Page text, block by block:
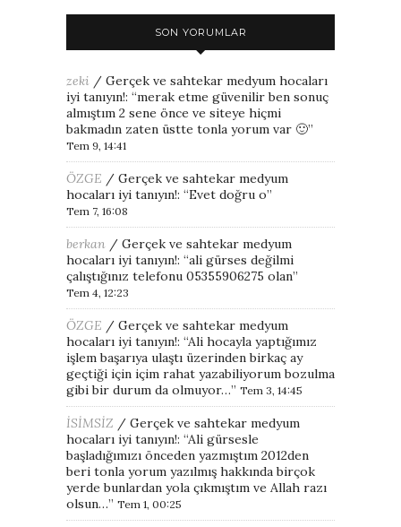
SON YORUMLAR
zeki / Gerçek ve sahtekar medyum hocaları
iyi tanıyın!: “merak etme güvenilir ben sonuç
almıştım 2 sene önce ve siteye hiçmi
bakmadın zaten üstte tonla yorum var 🙂”
Tem 9, 14:41
ÖZGE / Gerçek ve sahtekar medyum
hocaları iyi tanıyın!: “Evet doğru o”
Tem 7, 16:08
berkan / Gerçek ve sahtekar medyum
hocaları iyi tanıyın!: “ali gürses değilmi
çalıştığınız telefonu 05355906275 olan”
Tem 4, 12:23
ÖZGE / Gerçek ve sahtekar medyum
hocaları iyi tanıyın!: “Ali hocayla yaptığımız
işlem başarıya ulaştı üzerinden birkaç ay
geçtiği için içim rahat yazabiliyorum bozulma
gibi bir durum da olmuyor…” Tem 3, 14:45
İSİMSİZ / Gerçek ve sahtekar medyum
hocaları iyi tanıyın!: “Ali gürsesle
başladığımızı önceden yazmıştım 2012den
beri tonla yorum yazılmış hakkında birçok
yerde bunlardan yola çıkmıştım ve Allah razı
olsun…” Tem 1, 00:25